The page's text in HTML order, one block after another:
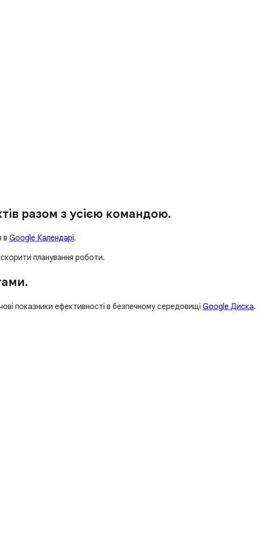
разом з усією командою.
в Google Календарі.
планування роботи.
показники ефективності в безпечному середовищі Google Диска.